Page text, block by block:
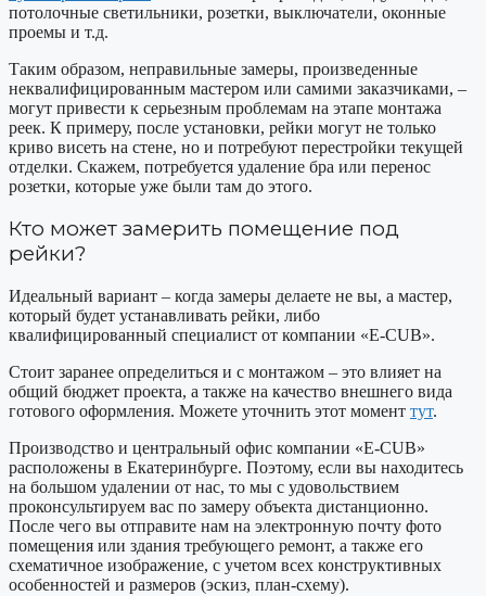
потолочные светильники, розетки, выключатели, оконные
проемы и т.д.
Таким образом, неправильные замеры, произведенные
неквалифицированным мастером или самими заказчиками, –
могут привести к серьезным проблемам на этапе монтажа
реек. К примеру, после установки, рейки могут не только
криво висеть на стене, но и потребуют перестройки текущей
отделки. Скажем, потребуется удаление бра или перенос
розетки, которые уже были там до этого.
Кто может замерить помещение под
рейки?
Идеальный вариант – когда замеры делаете не вы, а мастер,
который будет устанавливать рейки, либо
квалифицированный специалист от компании «E-CUB».
Стоит заранее определиться и с монтажом – это влияет на
общий бюджет проекта, а также на качество внешнего вида
готового оформления. Можете уточнить этот момент тут.
Производство и центральный офис компании «E-CUB»
расположены в Екатеринбурге. Поэтому, если вы находитесь
на большом удалении от нас, то мы с удовольствием
проконсультируем вас по замеру объекта дистанционно.
После чего вы отправите нам на электронную почту фото
помещения или здания требующего ремонт, а также его
схематичное изображение, с учетом всех конструктивных
особенностей и размеров (эскиз, план-схему).